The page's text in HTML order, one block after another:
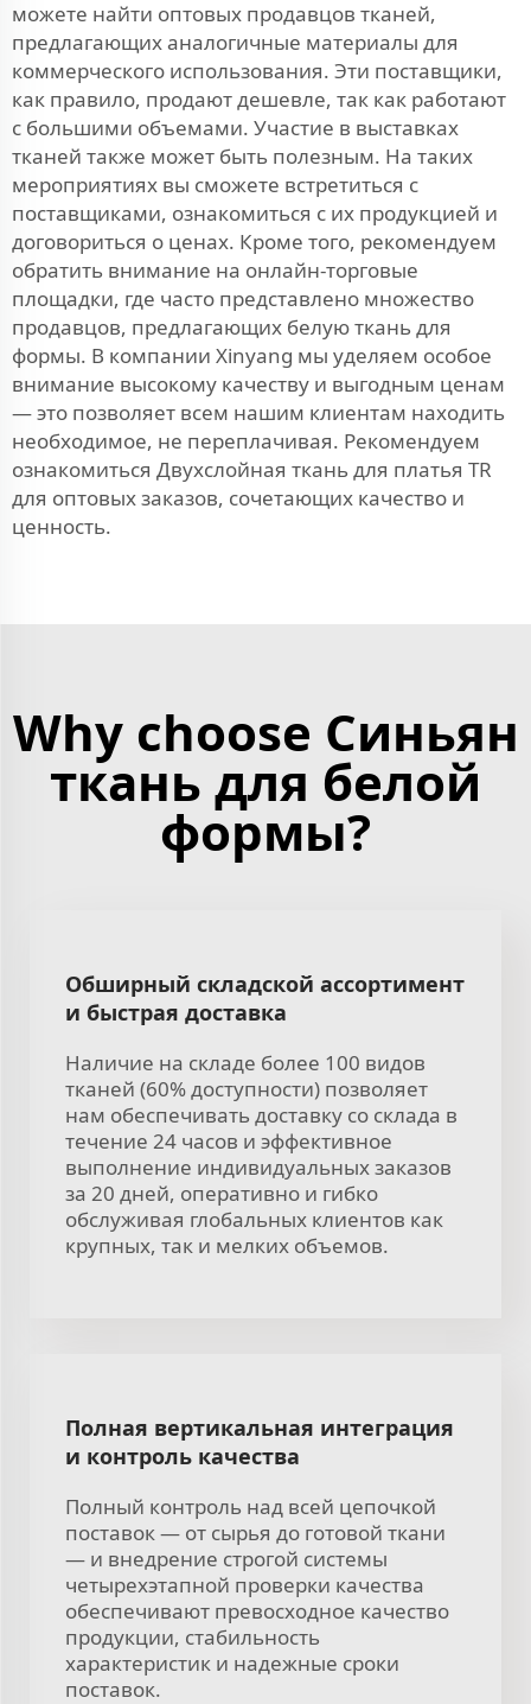
можете найти оптовых продавцов тканей,
предлагающих аналогичные материалы для
коммерческого использования. Эти поставщики,
как правило, продают дешевле, так как работают
с большими объемами. Участие в выставках
тканей также может быть полезным. На таких
мероприятиях вы сможете встретиться с
поставщиками, ознакомиться с их продукцией и
договориться о ценах. Кроме того, рекомендуем
обратить внимание на онлайн-торговые
площадки, где часто представлено множество
продавцов, предлагающих белую ткань для
формы. В компании Xinyang мы уделяем особое
внимание высокому качеству и выгодным ценам
— это позволяет всем нашим клиентам находить
необходимое, не переплачивая. Рекомендуем
ознакомиться Двухслойная ткань для платья TR
для оптовых заказов, сочетающих качество и
ценность.
Why choose Синьян
ткань для белой
формы?
Обширный складской ассортимент
и быстрая доставка
Наличие на складе более 100 видов
тканей (60% доступности) позволяет
нам обеспечивать доставку со склада в
течение 24 часов и эффективное
выполнение индивидуальных заказов
за 20 дней, оперативно и гибко
обслуживая глобальных клиентов как
крупных, так и мелких объемов.
Полная вертикальная интеграция
и контроль качества
Полный контроль над всей цепочкой
поставок — от сырья до готовой ткани
— и внедрение строгой системы
четырехэтапной проверки качества
обеспечивают превосходное качество
продукции, стабильность
характеристик и надежные сроки
поставок.